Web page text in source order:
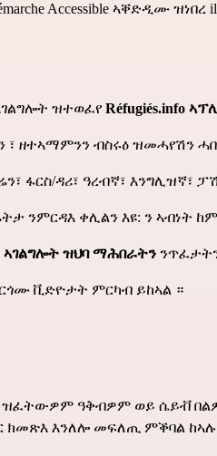
Accessible ኣቐድዲሙ ዝነበረ il
ዝተወፈየ Réfugiés.info
፣ ዘተኣማምንን ብስሩዕ ዝመሓየሽን
ፋርስ/ዳሪ፣ ዓረብኛ፣ እንግሊዝኛ፣
ንምርዳእ ቀሊልን እዩ: ን ኣብነት
ዝህባ ማሕበራትን
ቪድዮታት ምርካብ ይከኣል ።
ዝፈትውዎም ዓቅብዎም ወይ ሴይቭ
ክመጽእ እንለሎ መፍለጢ ምቕባል ከኣሉ